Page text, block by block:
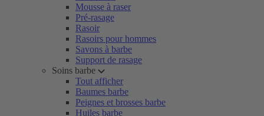
Mousse à raser
Pré-rasage
Rasoir
Rasoirs pour hommes
Savons à barbe
Support de rasage
Soins barbe
Tout afficher
Baumes barbe
Peignes et brosses barbe
Huiles barbe